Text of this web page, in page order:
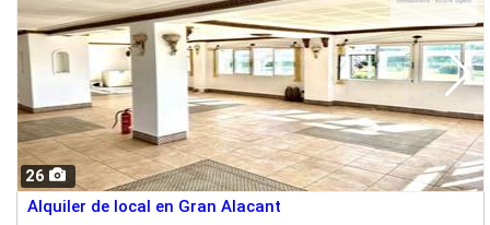
26
Alquiler de local en Gran Alacant